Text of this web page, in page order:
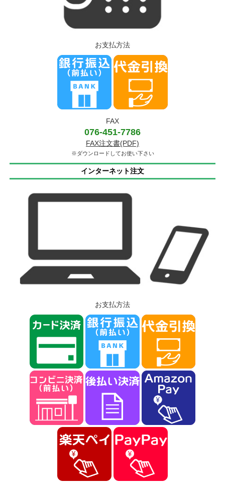
お支払方法
FAX
076-451-7786
FAX注文書(PDF)
※ダウンロードしてお使い下さい
インターネット注文
お支払方法